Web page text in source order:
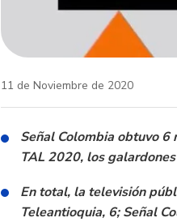
11 de Noviembre de 2020
Señal Colombia obtuvo 6
TAL 2020, los
En total, la televisión
Teleantioquia, 6; Señal